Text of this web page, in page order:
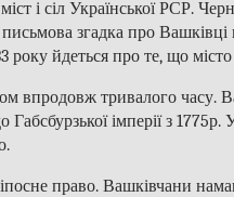
і сіл Української РСР.
згадка про
року йдеться про те, що
впродовж тривалого часу.
імперії з
право. Вашківчани